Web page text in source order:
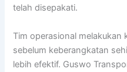
telah disepakati.
Tim operasional melakukan
sebelum keberangkatan
lebih efektif. Guswo